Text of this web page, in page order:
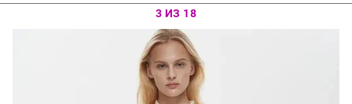
3 ИЗ 18